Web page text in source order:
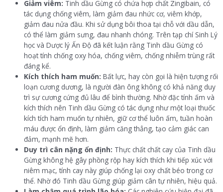
Giảm viêm: Tinh dầu Gừng có chứa hợp chất Zingibain, có
tác dụng chống viêm, làm giảm đau nhức cơ, viêm khớp,
giảm đau nửa đầu. Khi sử dụng bôi thoa tại chỗ với dầu dẫn,
có thể làm giảm sưng, đau nhanh chóng. Trên tạp chí Sinh Lý
học và Dược lý Ấn Độ đã kết luận rằng Tinh dầu Gừng có
hoạt tính chống oxy hóa, chống viêm, chống nhiễm trùng rất
đáng kể.
Kích thích ham muốn: Bất lực, hay còn gọi là hiện tượng rối
loạn cương dương, là người đàn ông không có khả năng duy
trì sự cương cứng đủ lâu để bình thường. Nhờ đặc tính ấm và
kích thích nên Tinh dầu Gừng có tác dụng như một loại thuốc
kích tích ham muốn tự nhiên, giữ cơ thể luôn ấm, tuần hoàn
máu được ổn định, làm giảm căng thẳng, tạo cảm giác can
đảm, mạnh mẽ hơn.
Duy trì cân nặng ổn định: Thực chất chất cay của Tinh dầu
Gừng không hệ gây phồng rộp hay kích thích khi tiếp xúc với
niêm mạc, tính cay này giúp chống lại oxy chất béo trong cơ
thể. Nhờ đó Tinh dầu Gừng giúp giảm cân tự nhiên, hiệu quả.